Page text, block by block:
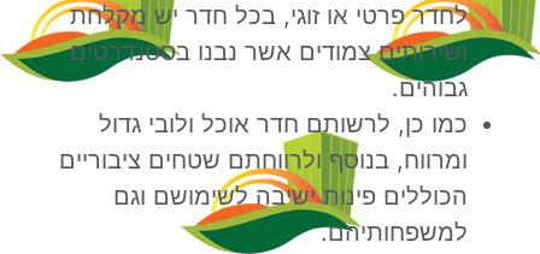
לחדר פרטי או זוגי, בכל חדר יש מקלחת
ושירותים צמודים אשר נבנו בסטנדרטים
גבוהים.
כמו כן, לרשותם חדר אוכל ולובי גדול
ומרווח, בנוסף ולרווחתם שטחים ציבוריים
הכוללים פינות ישיבה לשימושם וגם
למשפחותיהם.